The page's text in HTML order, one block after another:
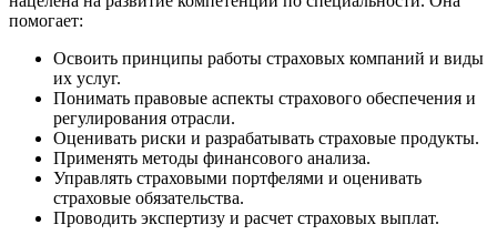
помогает:
Освоить принципы работы страховых компаний и виды
их услуг.
Понимать правовые аспекты страхового обеспечения и
регулирования отрасли.
Оценивать риски и разрабатывать страховые продукты.
Применять методы финансового анализа.
Управлять страховыми портфелями и оценивать
страховые обязательства.
Проводить экспертизу и расчет страховых выплат.